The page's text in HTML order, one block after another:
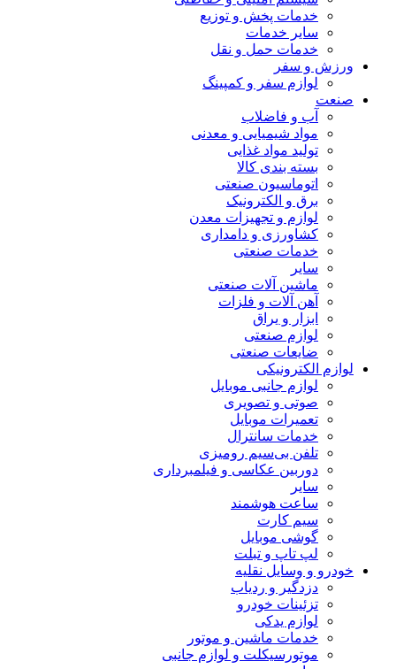
خدمات پخش و توزیع
سایر خدمات
خدمات حمل و نقل
ورزش و سفر
لوازم سفر و کمپینگ
صنعت
آب و فاضلاب
مواد شیمیایی و معدنی
تولید مواد غذایی
بسته بندی کالا
اتوماسیون صنعتی
برق و الکترونیک
لوازم و تجهیزات معدن
کشاورزی و دامداری
خدمات صنعتی
سایر
ماشین آلات صنعتی
آهن آلات و فلزات
ابزار و یراق
لوازم صنعتی
ضایعات صنعتی
لوازم الکترونیکی
لوازم جانبی موبایل
صوتی و تصویری
تعمیرات موبایل
خدمات سانترال
تلفن بی‌سیم رومیزی
دوربین عکاسی و فیلمبرداری
سایر
ساعت هوشمند
سیم کارت
گوشی موبایل
لپ تاپ و تبلت
خودرو و وسایل نقلیه
دزدگیر و ردیاب
تزئینات خودرو
لوازم یدکی
خدمات ماشین و موتور
موتورسیکلت و لوازم جانبی